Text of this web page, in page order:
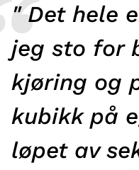
" Det hele
jeg sto for
kjøring og
kubikk på
løpet av